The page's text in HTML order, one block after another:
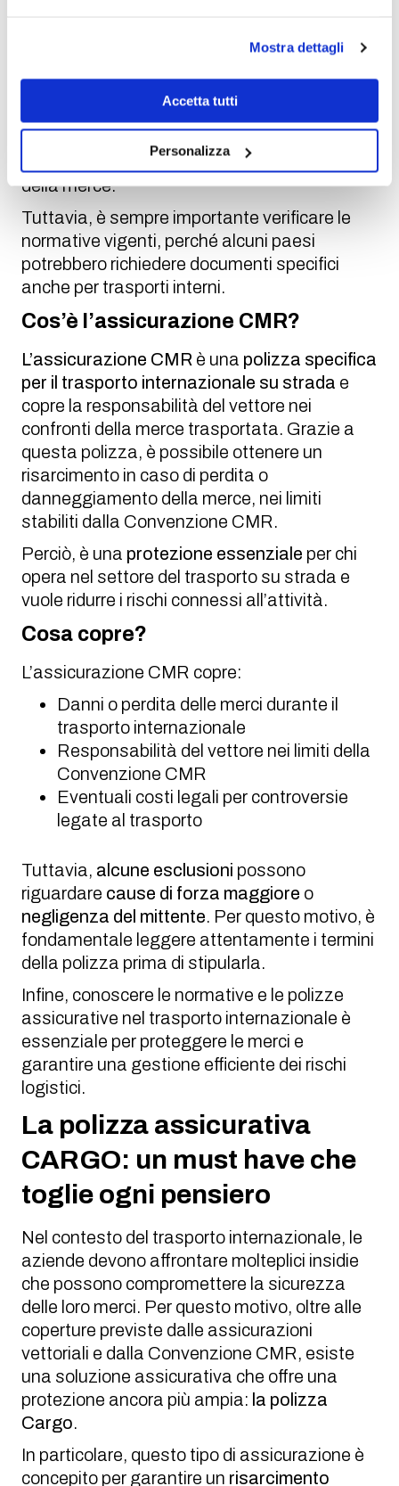
Mostra dettagli
Accetta tutti
Personalizza
CMR non è richiesto nei trasporti nazionali
all’interno di un singolo Stato
si utilizzano documenti di trasporto nazionali,
che forniscono comunque una tracciabilità
della merce.
Tuttavia, è sempre importante verificare le
normative vigenti, perché alcuni paesi
potrebbero richiedere documenti specifici
anche per trasporti interni.
Cos’è l’assicurazione CMR?
L’assicurazione CMR è una polizza specifica
per il trasporto internazionale su strada e
copre la responsabilità del vettore nei
confronti della merce trasportata. Grazie a
questa polizza, è possibile ottenere un
risarcimento in caso di perdita o
danneggiamento della merce, nei limiti
stabiliti dalla Convenzione CMR.
Perciò, è una protezione essenziale per chi
opera nel settore del trasporto su strada e
vuole ridurre i rischi connessi all’attività.
Cosa copre?
L’assicurazione CMR copre:
Danni o perdita delle merci durante il
trasporto internazionale
Responsabilità del vettore nei limiti della
Convenzione CMR
Eventuali costi legali per controversie
legate al trasporto
Tuttavia, alcune esclusioni possono
riguardare cause di forza maggiore o
negligenza del mittente. Per questo motivo, è
fondamentale leggere attentamente i termini
della polizza prima di stipularla.
Infine, conoscere le normative e le polizze
assicurative nel trasporto internazionale è
essenziale per proteggere le merci e
garantire una gestione efficiente dei rischi
logistici.
La polizza assicurativa
CARGO: un must have che
toglie ogni pensiero
Nel contesto del trasporto internazionale, le
aziende devono affrontare molteplici insidie
che possono compromettere la sicurezza
delle loro merci. Per questo motivo, oltre alle
coperture previste dalle assicurazioni
vettoriali e dalla Convenzione CMR, esiste
una soluzione assicurativa che offre una
protezione ancora più ampia: la polizza
Cargo.
In particolare, questo tipo di assicurazione è
concepito per garantire un risarcimento